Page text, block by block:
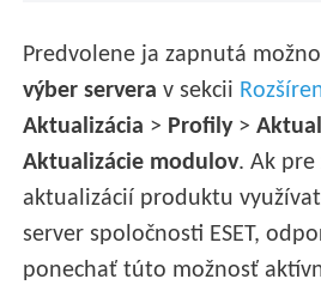
Predvolene ja zapnutá
výber servera v sekcii
Aktualizácia > Profily>
Aktualizácie modulov. Ak pre
aktualizácií produktu
server spoločnosti ESET,
ponechať túto možnosť